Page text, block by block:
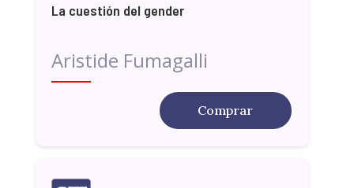
La cuestión del gender
Aristide Fumagalli
Comprar